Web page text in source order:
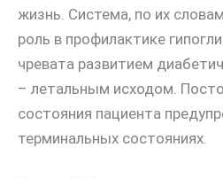
жизнь. Система, по их
роль в профилактике
чревата развитием
– летальным исходом.
состояния пациента
терминальных состояниях.